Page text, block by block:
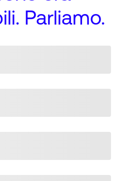
Parliamo.